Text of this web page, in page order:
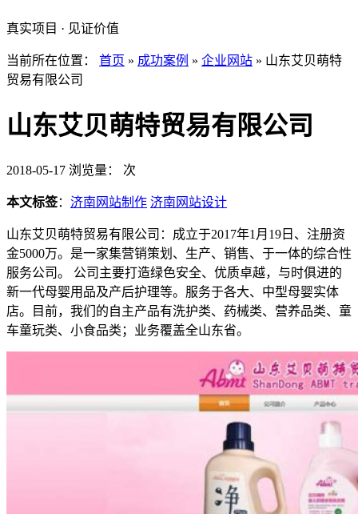
真实项目 · 见证价值
当前所在位置： 首页 » 成功案例 » 企业网站 » 山东艾贝萌特
贸易有限公司
山东艾贝萌特贸易有限公司
2018-05-17 浏览量： 次
本文标签： 济南网站制作 济南网站设计
山东艾贝萌特贸易有限公司：成立于2017年1月19日、注册资
金5000万。是一家集营销策划、生产、销售、于一体的综合性
服务公司。 公司主要打造绿色安全、优质卓越，与时俱进的
新一代母婴用品及产后护理等。服务于各大、中型母婴实体
店。目前，我们的自主产品有洗护类、药械类、营养品类、童
车童玩类、小食品类；业务覆盖全山东省。